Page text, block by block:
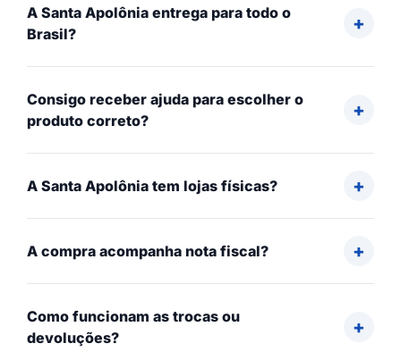
A Santa Apolônia entrega para todo o
Brasil?
Consigo receber ajuda para escolher o
produto correto?
A Santa Apolônia tem lojas físicas?
A compra acompanha nota fiscal?
Como funcionam as trocas ou
devoluções?